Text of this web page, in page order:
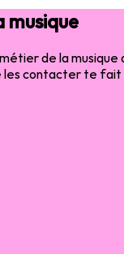
musique
de la musique
les contacter te fait